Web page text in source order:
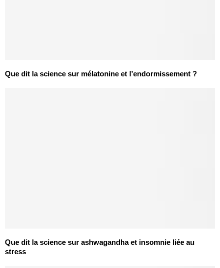
Que dit la science sur mélatonine et l’endormissement ?
Que dit la science sur ashwagandha et insomnie liée au
stress